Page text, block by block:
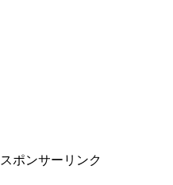
スポンサーリンク